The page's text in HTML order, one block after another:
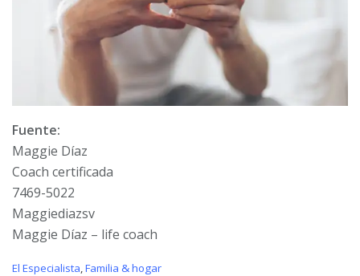
Fuente:
Maggie Díaz
Coach certificada
7469-5022
Maggiediazsv
Maggie Díaz – life coach
C
El Especialista Familia & hogar